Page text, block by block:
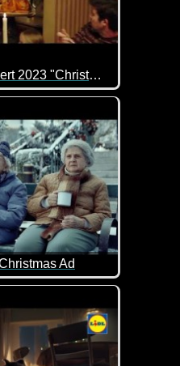
LIDL Christmas Advert 2023 "Christmas With You"
Liebsten ist einfach das
Ad
Geschichte über